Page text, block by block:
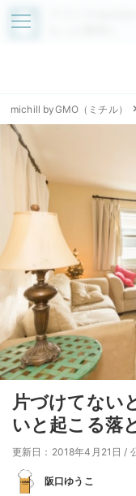
アプリでmichill
michill byGMO（ミチル）
片づけてない
いと起こる落
更新日：2018年4月21日 /
阪口ゆうこ